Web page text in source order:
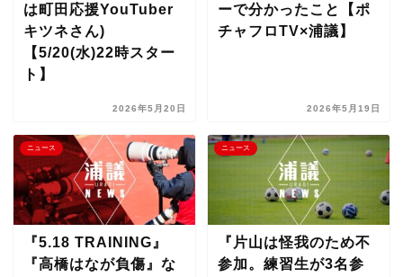
は町田応援YouTuber
キツネさん)
【5/20(水)22時スター
ト】
2026年5月20日
ーで分かったこと【ポ
チャフロTV×浦議】
2026年5月19日
ニュース
『5.18 TRAINING』
『高橋はなが負傷』な
ニュース
『片山は怪我のため不
参加。練習生が3名参